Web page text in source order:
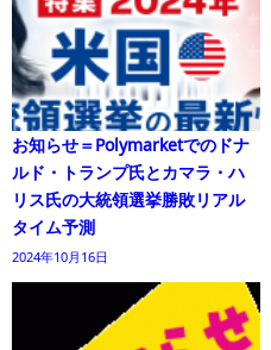
お知らせ＝Polymarketでのドナ
ルド・トランプ氏とカマラ・ハ
リス氏の大統領選挙勝敗リアル
タイム予測
2024年10月16日